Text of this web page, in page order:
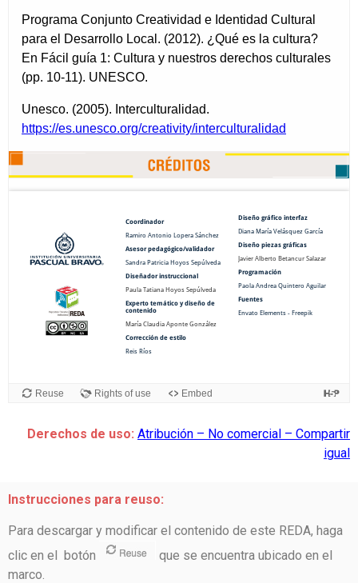
Derechos de uso: Atribución – No comercial – Compartir
igual
Instrucciones para reuso:
Para descargar y modificar el contenido de este REDA, haga
clic en el botón
que se encuentra ubicado en el
marco.